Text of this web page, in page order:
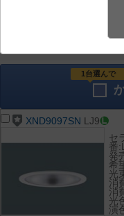
1台選んで
XND9097SN LJ9
セ
番
発
希
光
消
消
光
演